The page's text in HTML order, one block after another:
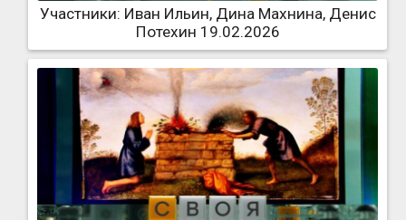
Участники: Иван Ильин, Дина Махнина, Денис
Потехин 19.02.2026